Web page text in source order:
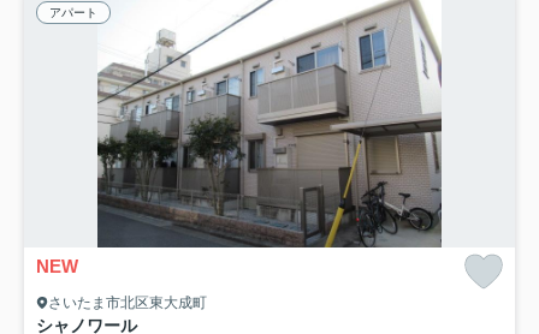
アパート
NEW
さいたま市北区東大成町
シャノワール